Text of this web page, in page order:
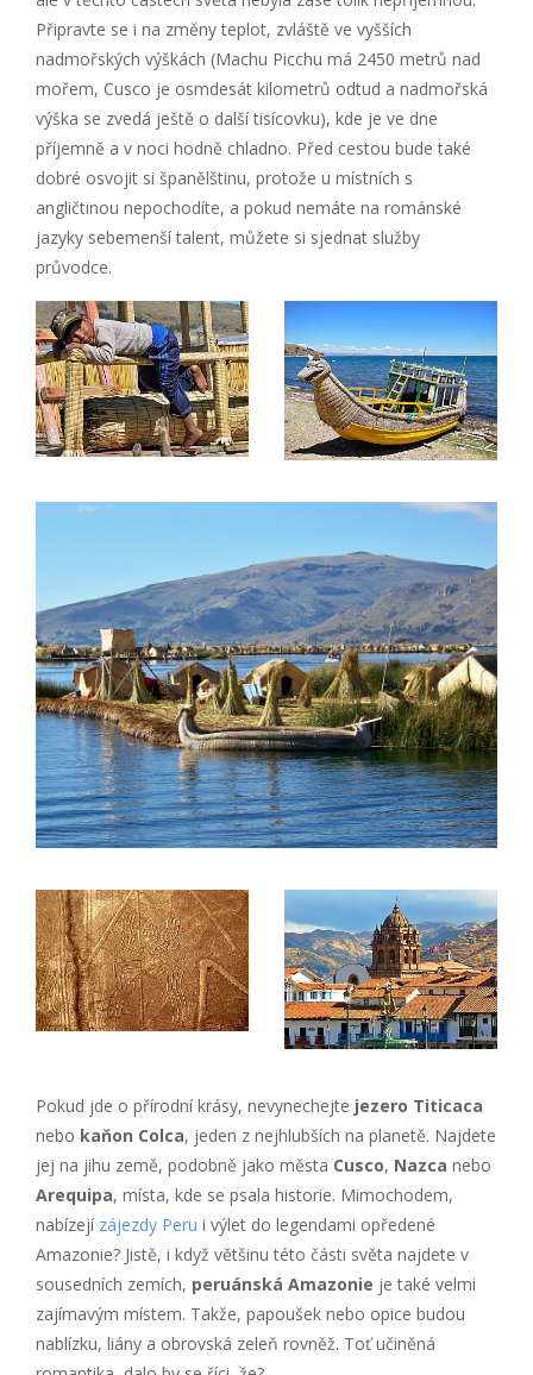
Připravte se i na změny teplot, zvláště ve vyšších
nadmořských výškách (Machu Picchu má 2450 metrů nad
mořem, Cusco je osmdesát kilometrů odtud a nadmořská
výška se zvedá ještě o další tisícovku), kde je ve dne
příjemně a v noci hodně chladno. Před cestou bude také
dobré osvojit si španělštinu, protože u místních s
angličtinou nepochodíte, a pokud nemáte na románské
jazyky sebemenší talent, můžete si sjednat služby
průvodce.
Pokud jde o přírodní krásy, nevynechejte jezero Titicaca
nebo kaňon Colca, jeden z nejhlubších na planetě. Najdete
jej na jihu země, podobně jako města Cusco, Nazca nebo
Arequipa, místa, kde se psala historie. Mimochodem,
nabízejí zájezdy Peru i výlet do legendami opředené
Amazonie? Jistě, i když většinu této části světa najdete v
sousedních zemích, peruánská Amazonie je také velmi
zajímavým místem. Takže, papoušek nebo opice budou
nablízku, liány a obrovská zeleň rovněž. Toť učiněná